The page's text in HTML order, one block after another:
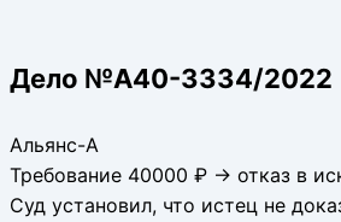
Дело №А40-3334/2022
Альянс-А
Требование 40000 ₽ → отказ в
Суд установил, что истец не